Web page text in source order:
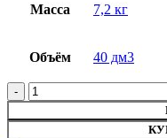
Масса 7,2 кг
Объём 40 дм3